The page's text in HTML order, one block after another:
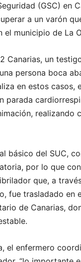
(GSC) en
a un varón
municipio de La
Canarias, un
persona boca
en estos casos,
parada
realizando
básico del SUC,
por lo que
que, a
fue trasladado en
de Canarias,
el enfermero